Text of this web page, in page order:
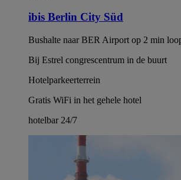
ibis Berlin City Süd
Bushalte naar BER Airport op 2 min
Bij Estrel congrescentrum in de buurt
Hotelparkeerterrein
Gratis WiFi in het gehele hotel
hotelbar 24/7